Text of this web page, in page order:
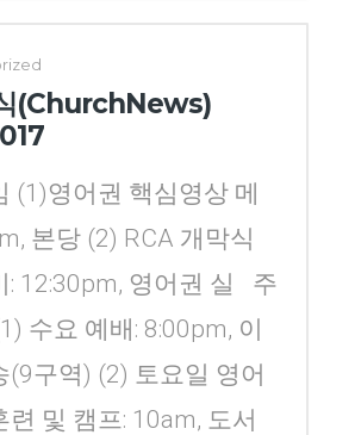
(ChurchNews)
(1)영어권 핵심영상 메
본당 (2) RCA 개막식
: 12:30pm, 영어권 실 주
수요 예배: 8:00pm, 이
(9구역) (2) 토요일 영어
련 및 캠프: 10am, 도서